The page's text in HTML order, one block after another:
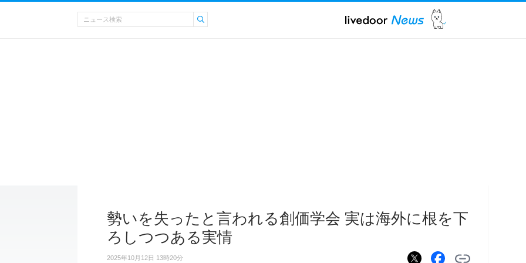
勢いを失ったと言われる創価学会 実は海外に根を下
ろしつつある実情
2025年10月12日 13時20分